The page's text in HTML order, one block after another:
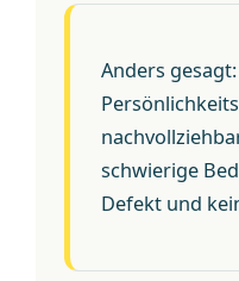
Anders gesagt:
schwierige
Defekt und